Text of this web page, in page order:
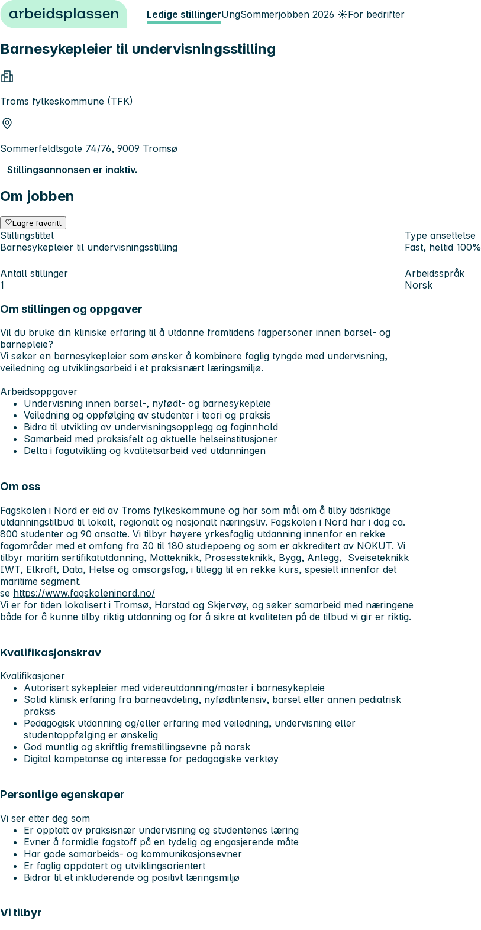
Hopp til innhold Ledige stillingerUngSommerjobben 2026 ☀️For bedrifter
Barnesykepleier til undervisningsstilling
Troms fylkeskommune (TFK)
Sommerfeldtsgate 74/76, 9009 Tromsø
Stillingsannonsen er inaktiv.
Om jobben
Lagre favoritt
Stillingstittel
Barnesykepleier til undervisningsstilling
Type ansettelse
Fast, heltid 100%
Antall stillinger
1
Arbeidsspråk
Norsk
Om stillingen og oppgaver
Vil du bruke din kliniske erfaring til å utdanne framtidens fagpersoner innen barsel- og
barnepleie?
Vi søker en barnesykepleier som ønsker å kombinere faglig tyngde med undervisning,
veiledning og utviklingsarbeid i et praksisnært læringsmiljø.
Arbeidsoppgaver
Undervisning innen barsel-, nyfødt- og barnesykepleie
Veiledning og oppfølging av studenter i teori og praksis
Bidra til utvikling av undervisningsopplegg og faginnhold
Samarbeid med praksisfelt og aktuelle helseinstitusjoner
Delta i fagutvikling og kvalitetsarbeid ved utdanningen
Om oss
Fagskolen i Nord er eid av Troms fylkeskommune og har som mål om å tilby tidsriktige
utdanningstilbud til lokalt, regionalt og nasjonalt næringsliv. Fagskolen i Nord har i dag ca.
800 studenter og 90 ansatte. Vi tilbyr høyere yrkesfaglig utdanning innenfor en rekke
fagområder med et omfang fra 30 til 180 studiepoeng og som er akkreditert av NOKUT. Vi
tilbyr maritim sertifikatutdanning, Matteknikk, Prosessteknikk, Bygg, Anlegg, Sveiseteknikk
IWT, Elkraft, Data, Helse og omsorgsfag, i tillegg til en rekke kurs, spesielt innenfor det
maritime segment.
se https://www.fagskoleninord.no/
Vi er for tiden lokalisert i Tromsø, Harstad og Skjervøy, og søker samarbeid med næringene
både for å kunne tilby riktig utdanning og for å sikre at kvaliteten på de tilbud vi gir er riktig.
Kvalifikasjonskrav
Kvalifikasjoner
Autorisert sykepleier med videreutdanning/master i barnesykepleie
Solid klinisk erfaring fra barneavdeling, nyfødtintensiv, barsel eller annen pediatrisk
praksis
Pedagogisk utdanning og/eller erfaring med veiledning, undervisning eller
studentoppfølging er ønskelig
God muntlig og skriftlig fremstillingsevne på norsk
Digital kompetanse og interesse for pedagogiske verktøy
Personlige egenskaper
Vi ser etter deg som
Er opptatt av praksisnær undervisning og studentenes læring
Evner å formidle fagstoff på en tydelig og engasjerende måte
Har gode samarbeids- og kommunikasjonsevner
Er faglig oppdatert og utviklingsorientert
Bidrar til et inkluderende og positivt læringsmiljø
Vi tilbyr